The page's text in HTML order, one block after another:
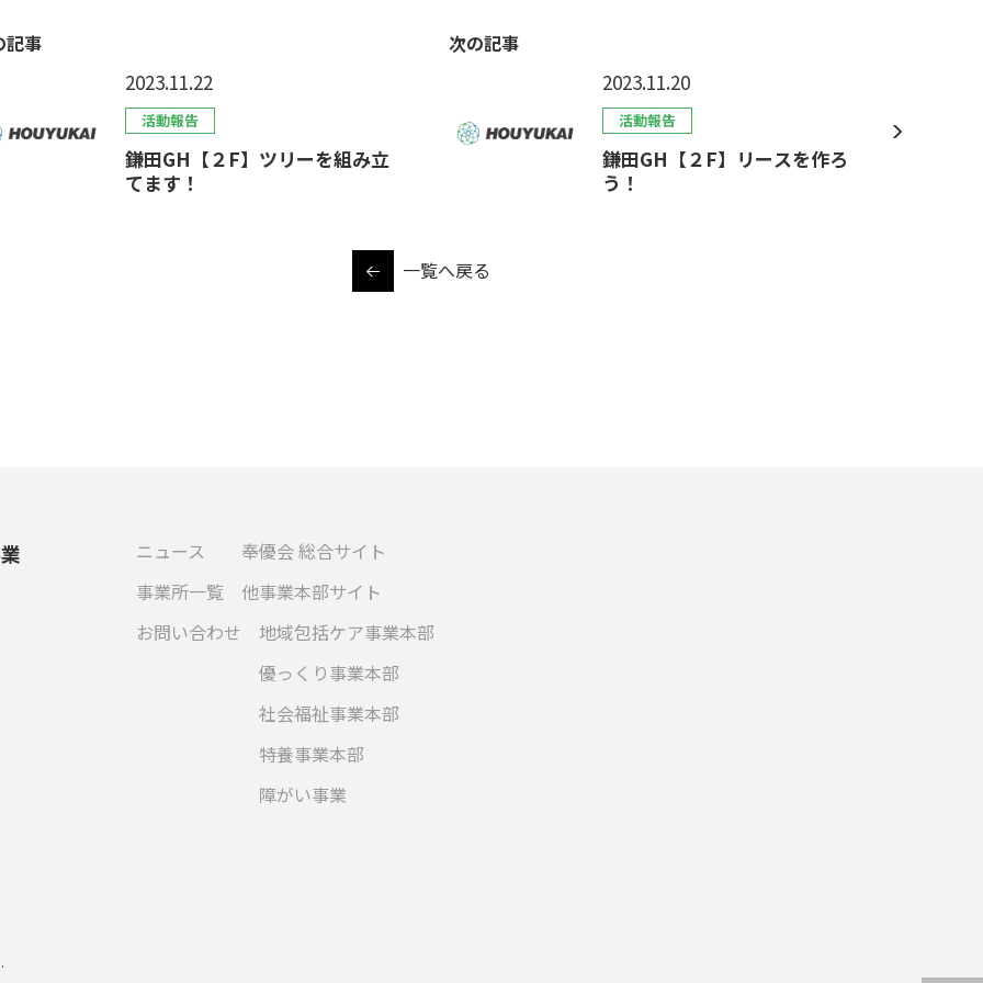
記事
2023.11.22
活動報告
鎌田GH【２F】ツリーを組み立
てます！
次の記事
2023.11.20
活動報告
鎌田GH【２F】リースを作ろ
う！
一覧へ戻る
ニュース
事業所一覧
お問い合わせ
奉優会 総合サイト
他事業本部サイト
地域包括ケア事業本部
優っくり事業本部
社会福祉事業本部
特養事業本部
障がい事業